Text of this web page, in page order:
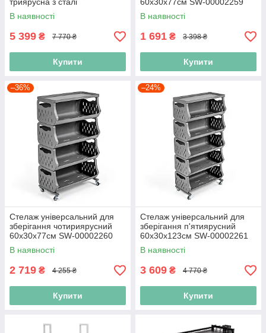
70х36х112,8см Світло-сірий
SW-00002116
В наявності
5 399 ₴ 7 770 ₴
Купити
В наявності
1 691 ₴ 3 398 ₴
Купити
–36%
Стелаж універсальний для
зберігання чотириярусний
60х30х77см SW-00002260
В наявності
2 719 ₴ 4 255 ₴
Купити
–24%
Стелаж універсальний для
зберігання п'ятиярусний
60х30х123см SW-00002261
В наявності
3 609 ₴ 4 770 ₴
Купити